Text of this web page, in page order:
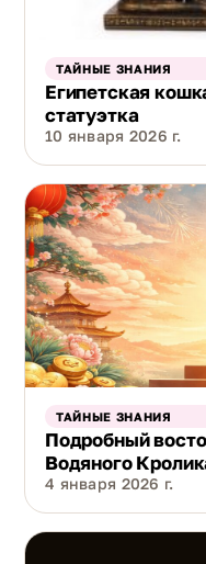
ТАЙНЫЕ ЗНАНИЯ
Египетская
статуэтка
10 января 2026 г.
ТАЙНЫЕ ЗНАНИЯ
Подробный
Водяного
4 января 2026 г.